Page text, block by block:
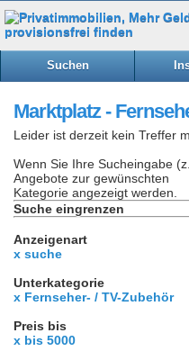
Suchen
Marktplatz -
Leider ist derzeit kein Treffer
Wenn Sie Ihre Sucheingabe
Angebote zur gewünschten
Kategorie angezeigt werden.
Suche eingrenzen
Anzeigenart
x suche
Unterkategorie
x Fernseher- / TV-Zubehör
Preis bis
x bis 5000